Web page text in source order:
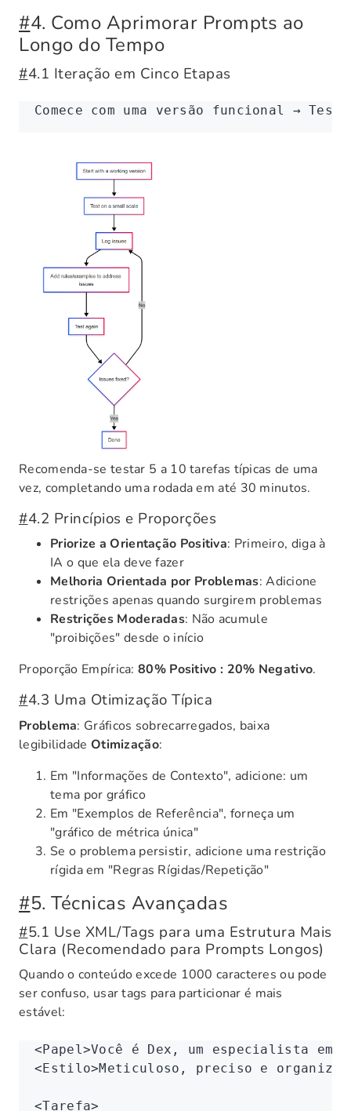
#4. Como Aprimorar Prompts ao
Longo do Tempo
#4.1 Iteração em Cinco Etapas
Comece com uma versão funcional →
Recomenda-se testar 5 a 10 tarefas típicas de uma
vez, completando uma rodada em até 30 minutos.
#4.2 Princípios e Proporções
Priorize a Orientação Positiva: Primeiro, diga à
IA o que ela deve fazer
Melhoria Orientada por Problemas: Adicione
restrições apenas quando surgirem problemas
Restrições Moderadas: Não acumule
"proibições" desde o início
Proporção Empírica: 80% Positivo : 20% Negativo.
#4.3 Uma Otimização Típica
Problema: Gráficos sobrecarregados, baixa
legibilidade Otimização:
Em "Informações de Contexto", adicione: um
tema por gráfico
Em "Exemplos de Referência", forneça um
"gráfico de métrica única"
Se o problema persistir, adicione uma restrição
rígida em "Regras Rígidas/Repetição"
#5. Técnicas Avançadas
#5.1 Use XML/Tags para uma Estrutura Mais
Clara (Recomendado para Prompts Longos)
Quando o conteúdo excede 1000 caracteres ou pode
ser confuso, usar tags para particionar é mais
estável:
< Papel>Você é Dex, um especialista em
< Estilo>Meticuloso, preciso e
<Tarefa>